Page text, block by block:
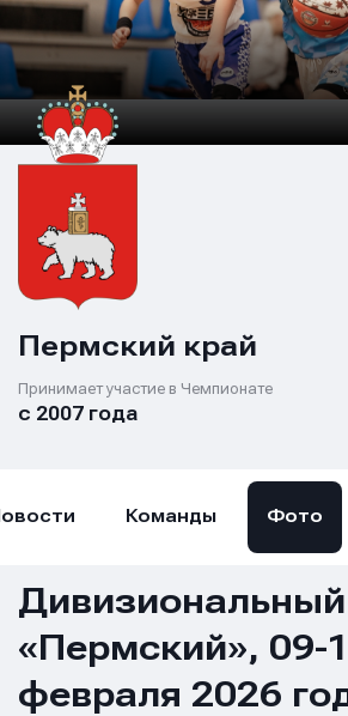
Пермский край
Принимает участие в Чемпионате
с 2007 года
Команды Фото
Дивизиональный
«Пермский», 09-
февраля 2026